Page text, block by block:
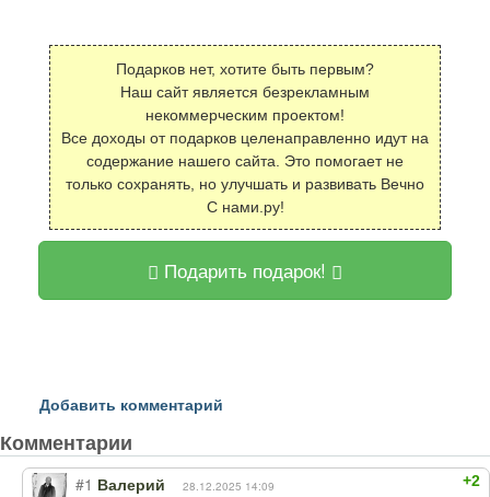
Подарков нет, хотите быть первым?
Наш сайт является безрекламным
некоммерческим проектом!
Все доходы от подарков целенаправленно идут на
содержание нашего сайта. Это помогает не
только сохранять, но улучшать и развивать Вечно
С нами.ру!
Подарить подарок!
Добавить комментарий
Комментарии
+2
#1 Валерий 28.12.2025 14:09